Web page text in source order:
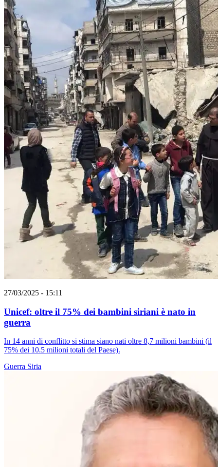
27/03/2025 - 15:11
Unicef: oltre il 75% dei bambini siriani è nato in
guerra
In 14 anni di conflitto si stima siano nati oltre 8,7 milioni bambini (il
75% dei 10.5 milioni totali del Paese).
Guerra Siria